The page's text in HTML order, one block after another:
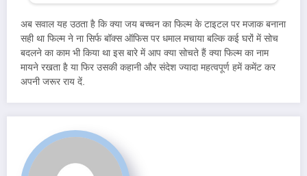
अब सवाल यह उठता है कि क्या जय बच्चन का फिल्म के टाइटल पर मजाक बनाना
सही था फिल्म ने ना सिर्फ बॉक्स ऑफिस पर धमाल मचाया बल्कि कई घरों में सोच
बदलने का काम भी किया था इस बारे में आप क्या सोचते हैं क्या फिल्म का नाम
मायने रखता है या फिर उसकी कहानी और संदेश ज्यादा महत्वपूर्ण हमें कमेंट कर
अपनी जरूर राय दें.